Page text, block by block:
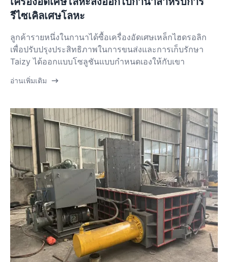
รีไซเคิลเศษโลหะ
ลูกค้ารายหนึ่งในกานาได้ซื้อเครื่องอัดเศษเหล็กไฮดรอลิก
เพื่อปรับปรุงประสิทธิภาพในการขนส่งและการเก็บรักษา
Taizy ได้ออกแบบโซลูชันแบบกำหนดเองให้กับเขา
อ่านเพิ่มเติม